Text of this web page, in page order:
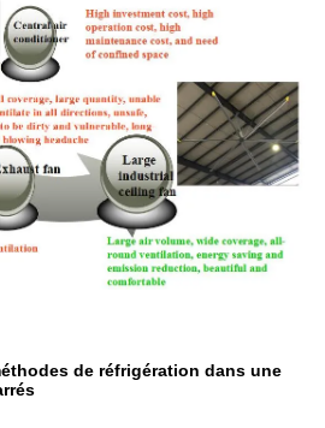
de réfrigération dans une